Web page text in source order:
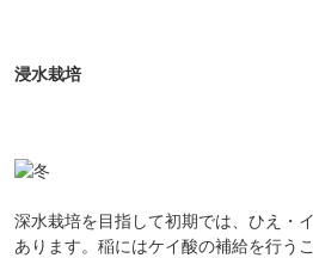
浸水栽培
深水栽培を目指して初期では、ひえ・
あります。稲にはケイ酸の補給を行う